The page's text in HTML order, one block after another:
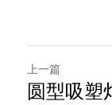
上一篇
圆型吸塑